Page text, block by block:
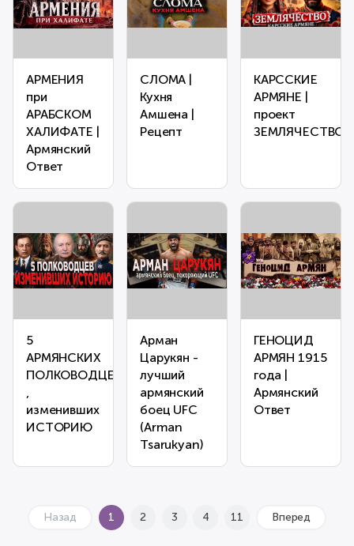
АРМЕНИЯ
при
АРАБСКОМ
ХАЛИФАТЕ |
Армянский
Ответ
СЛОМА |
Кухня
Амшена |
Рецепт
КАРССКИЕ
АРМЯНЕ |
проект
ЗЕМЛЯЧЕСТВО
5
АРМЯНСКИХ
ПОЛКОВОДЦЕВ
,
изменивших
ИСТОРИЮ
Арман
Царукян -
лучший
армянский
боец UFC
(Arman
Tsarukyan)
ГЕНОЦИД
АРМЯН 1915
года |
Армянский
Ответ
Назад 1 2 3 4 11 Вперед